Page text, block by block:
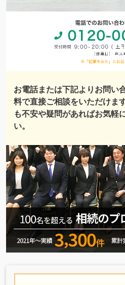
お電話または下記よりお問い
料で直接ご相談をいただけま
も不安や疑問があればお気軽
い。